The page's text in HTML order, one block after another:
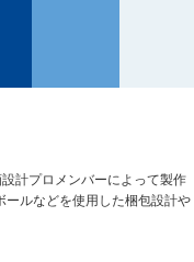
計プロメンバーによって製作
ールなどを使用した梱包設計や